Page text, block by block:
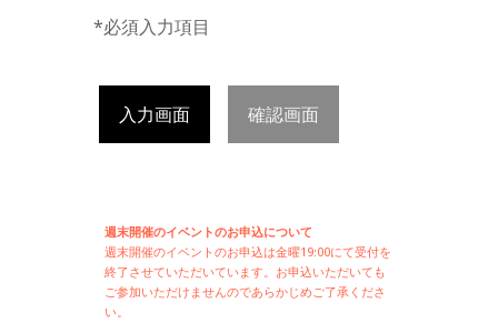
*必須入力項目
入力画面 確認画面
週末開催のイベントのお申込について
週末開催のイベントのお申込は金曜19:00にて受付を
終了させていただいています。お申込いただいても
ご参加いただけませんのであらかじめご了承くださ
い。